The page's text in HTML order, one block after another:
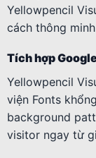
Yellowpencil
cách thông
Tích hợp
Yellowpencil
viện Fonts
background
visitor ngay từ